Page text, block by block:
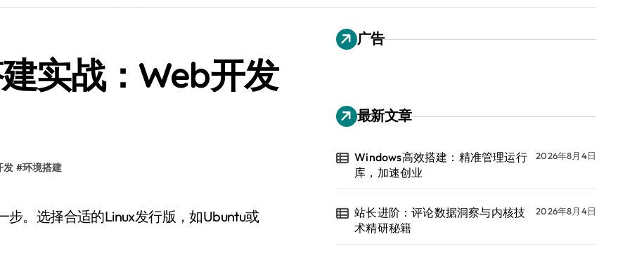
创业 实战：Web开发
发 #环境搭建
广告
最新文章
Windows高效搭建：精准管理运行
库，加速创业
2026年8月4日
站长进阶：评论数据洞察与内核技
术精研秘籍
2026年8月4日